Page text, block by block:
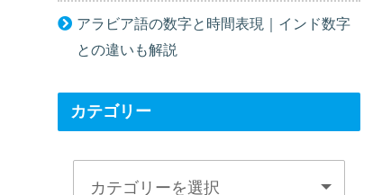
アラビア語の数字と時間表現｜インド数字
との違いも解説
カテゴリー